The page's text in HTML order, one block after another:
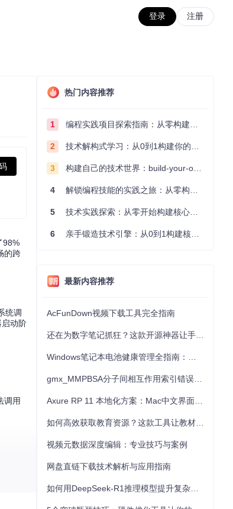
登录 注册
98%
的跨
统调
动阶
调用
热门内容推荐
1 编程实践项目探索指南：从零构建技术能力体系
2 技术解构式学习：从0到1构建你的编程知识体系
3 构建自己的技术世界：build-your-own-x项目的实践探索指南
4 解锁编程技能的实践之旅：从零构建你的技术世界
5 技术实践探索：从零开始构建核心系统的实践指南
6 亲手锻造技术引擎：从0到1构建核心系统的实践指南
最新内容推荐
AcFunDown视频下载工具完全指南
视频元数据深度编辑：专业技巧与案例
网盘直链下载技术解析与应用指南